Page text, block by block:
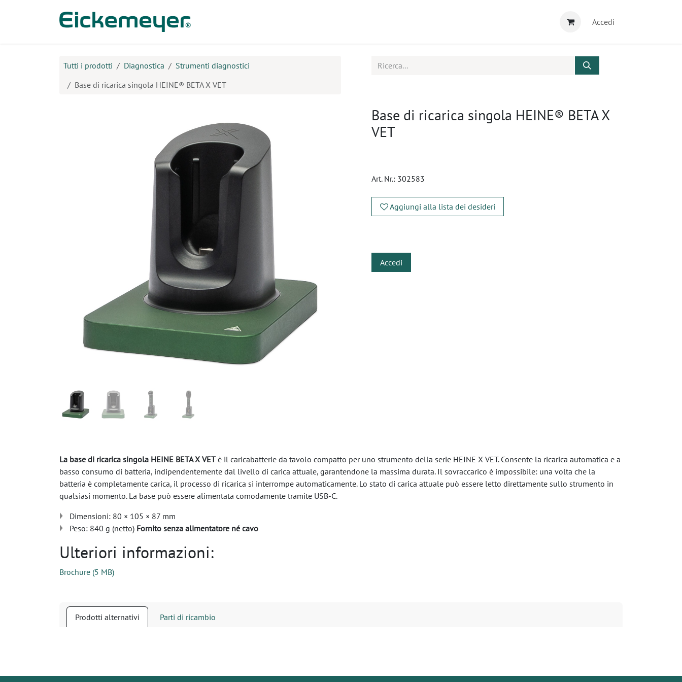
Accedi
Tutti i prodotti Diagnostica
Strumenti diagnostici
Base di ricarica singola HEINE® BETA X VET
Base di ricarica singola HEINE® BETA X
VET
Art. Nr.: 302583
Aggiungi alla lista dei desideri
Accedi
La base di ricarica singola HEINE BETA X VETè il caricabatterie da tavolo compatto per uno strumento della serie HEINE X VET. Consente la ricarica automatica e a
basso consumo di batteria, indipendentemente dal livello di carica attuale, garantendone la massima durata. Il sovraccarico è impossibile: una volta che la
batteria è completamente carica, il processo di ricarica si interrompe automaticamente. Lo stato di carica attuale può essere letto direttamente sullo strumento in
qualsiasi momento. La base può essere alimentata comodamente tramite USB-C.
Dimensioni: 80 × 105 × 87 mm
Peso: 840 g (netto) Fornito senza alimentatore né cavo
Ulteriori informazioni:
Brochure (5 MB)
Prodotti alternativi Parti di ricambio